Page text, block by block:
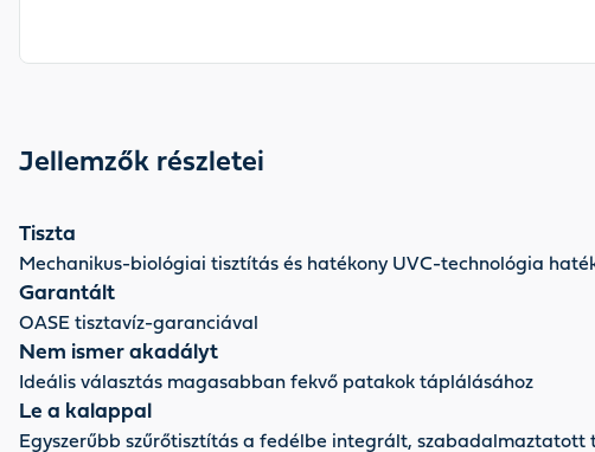
Jellemzők részletei
Tiszta
Mechanikus-biológiai tisztítás és hatékony UVC-technológia
Garantált
OASE tisztavíz-garanciával
Nem ismer akadályt
Ideális választás magasabban fekvő patakok táplálásához
Le a kalappal
Egyszerűbb szűrőtisztítás a fedélbe integrált, szabadalmaztatott